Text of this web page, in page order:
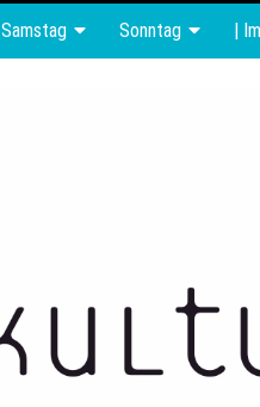
Samstag Sonntag |